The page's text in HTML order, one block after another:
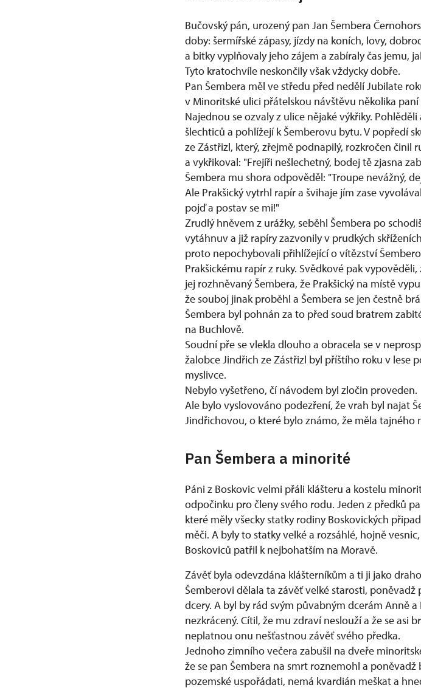
Bučovský pán, urozený pan Jan Šembera
doby: šermířské zápasy, jízdy na koních, lovy,
a bitky vyplňovaly jeho zájem a zabíraly čas jemu,
Tyto kratochvíle neskončily však vždycky dobře.
Pan Šembera měl ve středu před nedělí Jubilate
v Minoritské ulici přátelskou návštěvu několika
Najednou se ozvaly z ulice nějaké výkřiky.
šlechticů a pohlížejí k Šemberovu bytu. V popředí
ze Zástřizl, který, zřejmě podnapilý, rozkročen
a vykřikoval: "Frejíři nešlechetný, bodej tě zjasna
Šembera mu shora odpověděl: "Troupe nevážný,
Ale Prakšický vytrhl rapír a švihaje jím zase
pojď a postav se mi!"
Zrudlý hněvem z urážky, seběhl Šembera po
vytáhnuv a již rapíry zazvonily v prudkých
proto nepochybovali přihlížející o vítězství
Prakšickému rapír z ruky. Svědkové pak
jej rozhněvaný Šembera, že Prakšický na místě
že souboj jinak proběhl a Šembera se jen čestně
Šembera byl pohnán za to před soud bratrem
na Buchlově.
Soudní pře se vlekla dlouho a obracela se v
žalobce Jindřich ze Zástřizl byl příštího roku v
myslivce.
Nebylo vyšetřeno, čí návodem byl zločin proveden.
Ale bylo vyslovováno podezření, že vrah byl najat
Jindřichovou, o které bylo známo, že měla tajného
Pan Šembera a minorité
Páni z Boskovic velmi přáli klášteru a kostelu
odpočinku pro členy svého rodu. Jeden z předků
které měly všecky statky rodiny Boskovických
měči. A byly to statky velké a rozsáhlé, hojně
Boskoviců patřil k nejbohatším na Moravě.
Závěť byla odevzdána klášterníkům a ti ji jako
Šemberovi dělala ta závěť velké starosti,
dcery. A byl by rád svým půvabným dcerám Anně
nezkrácený. Cítil, že mu zdraví neslouží a že se asi
neplatnou onu nešťastnou závěť svého předka.
Jednoho zimního večera zabušil na dveře
že se pan Šembera na smrt roznemohl a
pozemské uspořádati, nemá kvardián meškat a